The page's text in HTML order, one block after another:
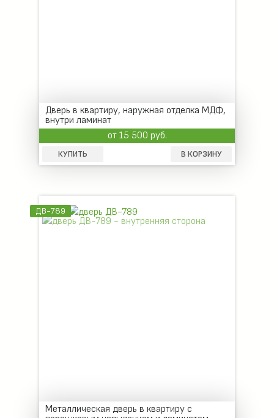
Дверь в квартиру, наружная отделка МДФ,
внутри ламинат
от 15 500 руб.
КУПИТЬ В КОРЗИНУ
ДВ-789
Металлическая дверь в квартиру с